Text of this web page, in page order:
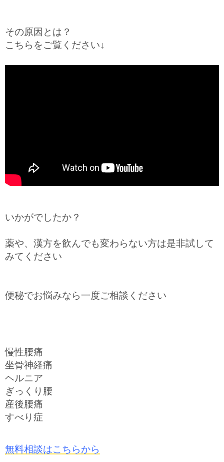
その原因とは？
こちらをご覧ください↓
いかがでしたか？
薬や、漢方を飲んでも変わらない方は是非試して
みてください
便秘でお悩みなら一度ご相談ください
慢性腰痛
坐骨神経痛
ヘルニア
ぎっくり腰
産後腰痛
すべり症
無料相談はこちらから